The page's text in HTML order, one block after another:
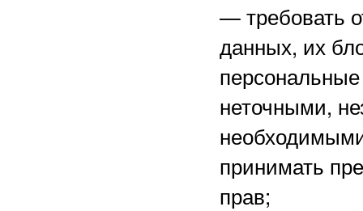
—требовать
данных, их
неточными,
принимать
прав;